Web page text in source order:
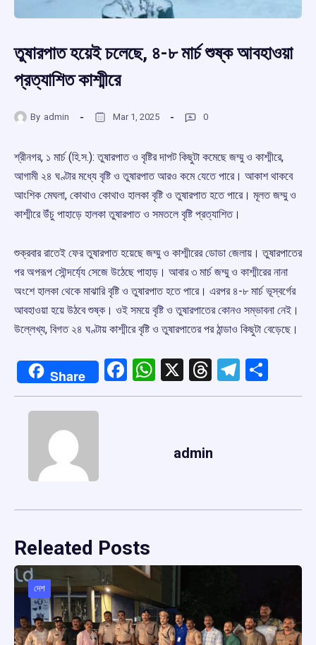
তুষারপাত হয়েই চলেছে, ৪-৮ মার্চ শুষ্ক আবহাওয়া
প্রত্যাশিত কাশ্মীরে
By admin Mar 1, 2025 0
শ্রীনগর, ১ মার্চ (হি.স.): তুষারপাত ও বৃষ্টির দাপট কিছুটা কমেছে জম্মু ও কাশ্মীরে,
আগামী ২৪ ঘণ্টার মধ্যে বৃষ্টি ও তুষারপাত আরও কমে যেতে পারে। আকাশ থাকবে
আংশিক মেঘলা, কোথাও কোথাও হালকা বৃষ্টি ও তুষারপাত হতে পারে। মূলত জম্মু ও
কাশ্মীরে উঁচু পাহাড়ে হালকা তুষারপাত ও সমতলে বৃষ্টি প্রত্যাশিত।
শুক্রবার রাতেই ফের তুষারপাত হয়েছে জম্মু ও কাশ্মীরের ডোডা জেলায়। তুষারপাতের
পর অপরূপ সৌন্দর্য্যে সেজে উঠেছে পাহাড়। আবার ৩ মার্চ জম্মু ও কাশ্মীরের নানা
অংশে হালকা থেকে মাঝারি বৃষ্টি ও তুষারপাত হতে পারে। এরপর ৪-৮ মার্চ ভূস্বর্গের
আবহাওয়া হয়ে উঠবে শুষ্ক। ওই সময়ে বৃষ্টি ও তুষারপাতের কোনও সম্ভাবনা নেই।
উল্লেখ্য, বিগত ২৪ ঘণ্টায় কাশ্মীরে বৃষ্টি ও তুষারপাতের পর ঠান্ডাও কিছুটা বেড়েছে।
Share Facebook
WhatsApp
X Threads
admin
Releated Posts
দেশ